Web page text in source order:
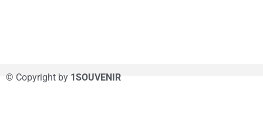
© Copyright by 1SOUVENIR